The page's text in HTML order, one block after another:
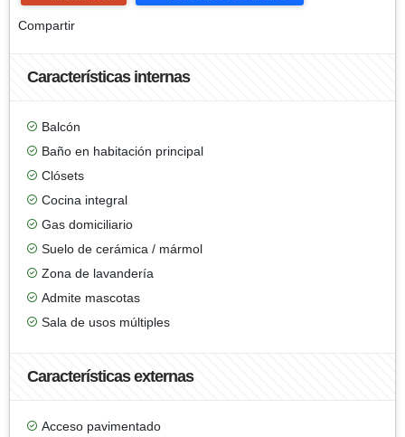
Compartir
Características internas
Balcón
Baño en habitación principal
Clósets
Cocina integral
Gas domiciliario
Suelo de cerámica / mármol
Zona de lavandería
Admite mascotas
Sala de usos múltiples
Características externas
Acceso pavimentado